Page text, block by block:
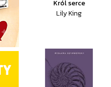
Król serce
Lily King